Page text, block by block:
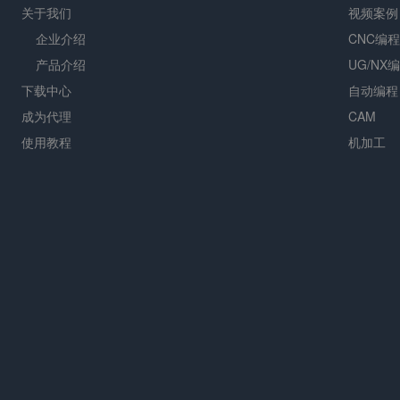
关于我们
企业介绍
产品介绍
下载中心
成为代理
使用教程
视频案例
CNC编程
UG/NX
自动编程
CAM
机加工